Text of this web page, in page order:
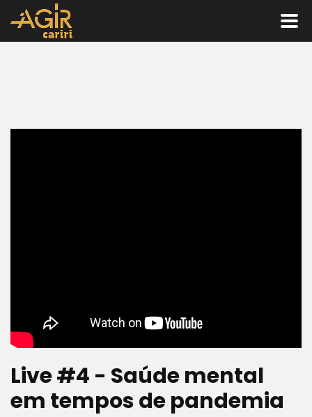
Live #4 - Saúde mental
em tempos de pandemia